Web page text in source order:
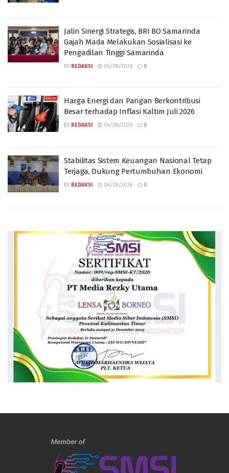
Jalin Sinergi Strategis, BRI BO Samarinda
Gajah Mada Melakukan Sosialisasi ke
Pengadilan Tinggi Samarinda
BY REDAKSI 04/08/2026 0
Harga Energi dan Pangan Berkontribusi
Besar terhadap Inflasi Kaltim Juli 2026
BY REDAKSI 04/08/2026 0
Stabilitas Sistem Keuangan Nasional Tetap
Terjaga, Dukung Pertumbuhan Ekonomi
BY REDAKSI 04/08/2026 0